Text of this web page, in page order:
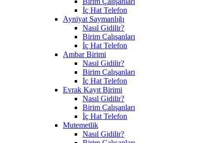
İç Hat Telefon
Ayniyat Saymanlığı
Nasıl Gidilir?
Birim Çalışanları
İç Hat Telefon
Ambar Birimi
Nasıl Gidilir?
Birim Çalışanları
İç Hat Telefon
Evrak Kayıt Birimi
Nasıl Gidilir?
Birim Çalışanları
İç Hat Telefon
Mutemetlik
Nasıl Gidilir?